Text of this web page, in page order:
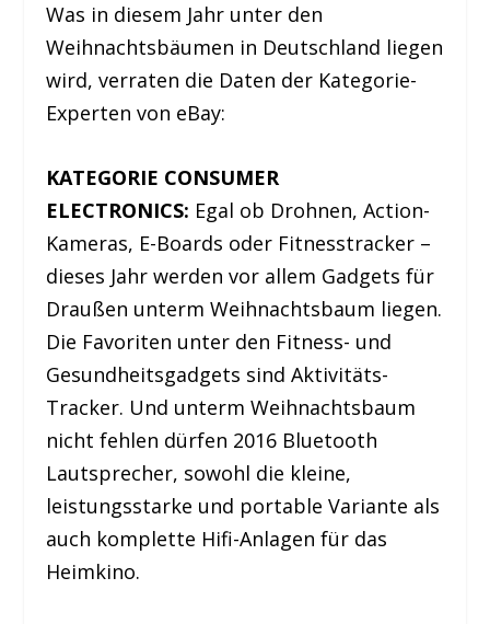
Was in diesem Jahr unter den
Weihnachtsbäumen in Deutschland liegen
wird, verraten die Daten der Kategorie-
Experten von eBay:
KATEGORIE CONSUMER
ELECTRONICS: Egal ob Drohnen, Action-
Kameras, E-Boards oder Fitnesstracker –
dieses Jahr werden vor allem Gadgets für
Draußen unterm Weihnachtsbaum liegen.
Die Favoriten unter den Fitness- und
Gesundheitsgadgets sind Aktivitäts-
Tracker. Und unterm Weihnachtsbaum
nicht fehlen dürfen 2016 Bluetooth
Lautsprecher, sowohl die kleine,
leistungsstarke und portable Variante als
auch komplette Hifi-Anlagen für das
Heimkino.